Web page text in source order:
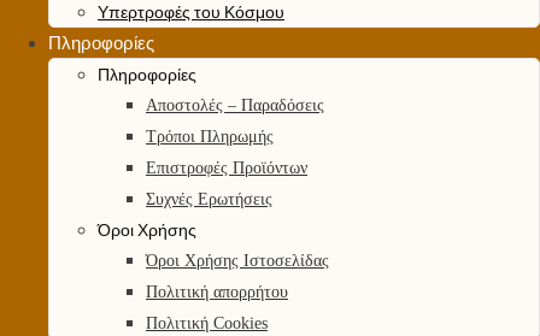
Υπερτροφές του Κόσμου
Πληροφορίες
Πληροφορίες
Αποστολές – Παραδόσεις
Τρόποι Πληρωμής
Επιστροφές Προϊόντων
Συχνές Ερωτήσεις
Όροι Χρήσης
Όροι Χρήσης Ιστοσελίδας
Πολιτική απορρήτου
Πολιτική Cookies